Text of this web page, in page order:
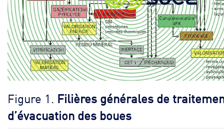
Figure 1. Filières générales de
d’évacuation des boues